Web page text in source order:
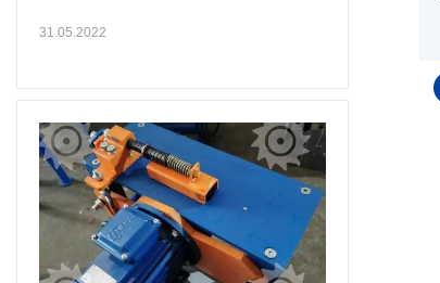
31.05.2022